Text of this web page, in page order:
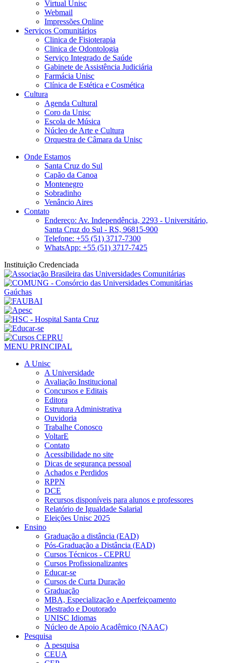
Virtual Unisc
Webmail
Impressões Online
Serviços Comunitários
Clinica de Fisioterapia
Clinica de Odontologia
Serviço Integrado de Saúde
Gabinete de Assistência Judiciária
Farmácia Unisc
Clínica de Estética e Cosmética
Cultura
Agenda Cultural
Coro da Unisc
Escola de Música
Núcleo de Arte e Cultura
Orquestra de Câmara da Unisc
Onde Estamos
Santa Cruz do Sul
Capão da Canoa
Montenegro
Sobradinho
Venâncio Aires
Contato
Endereço: Av. Independência, 2293 - Universitário,
Santa Cruz do Sul - RS, 96815-900
Telefone: +55 (51) 3717-7300
WhatsApp: +55 (51) 3717-7425
Instituição Credenciada
MENU PRINCIPAL
A Unisc
A Universidade
Avaliação Institucional
Concursos e Editais
Editora
Estrutura Administrativa
Ouvidoria
Trabalhe Conosco
VoltarE
Contato
Acessibilidade no site
Dicas de segurança pessoal
Achados e Perdidos
RPPN
DCE
Recursos disponíveis para alunos e professores
Relatório de Igualdade Salarial
Eleições Unisc 2025
Ensino
Graduação a distância (EAD)
Pós-Graduação a Distância (EAD)
Cursos Técnicos - CEPRU
Cursos Profissionalizantes
Educar-se
Cursos de Curta Duração
Graduação
MBA, Especialização e Aperfeiçoamento
Mestrado e Doutorado
UNISC Idiomas
Núcleo de Apoio Acadêmico (NAAC)
Pesquisa
A pesquisa
CEUA